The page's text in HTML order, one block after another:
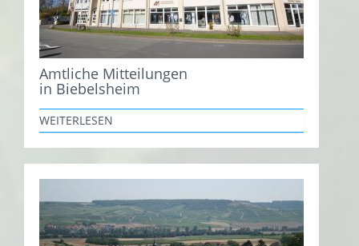
Amtliche Mitteilungen
in Biebelsheim
WEITERLESEN